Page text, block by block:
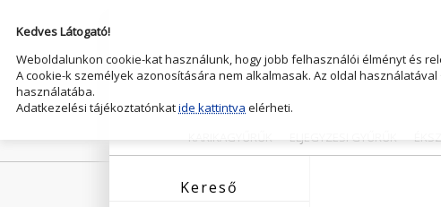
KARIKAGYŰRŰK ELJEGYZESI GYŰRŰK
Kereső
Kedves Látogató!
Weboldalunkon cookie-kat használunk, hogy jobb felhasználói élményt és
A cookie-k személyek azonosítására nem alkalmasak. Az oldal
használatába.
Adatkezelési tájékoztatónkatide kattintva elérheti.